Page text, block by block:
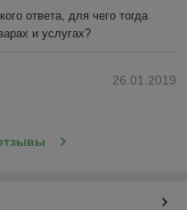
ответа, для чего тогда
и услугах?
26.01.2019